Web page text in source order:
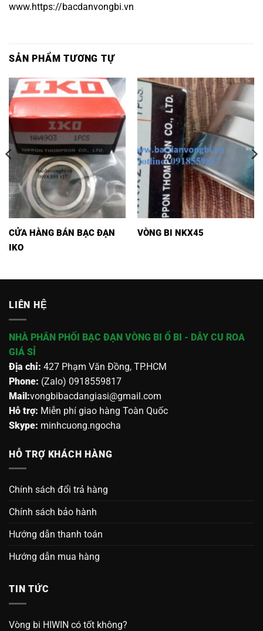
www.https://bacdanvongbi.vn
SẢN PHẨM TƯƠNG TỰ
CỬA HÀNG BÁN BẠC ĐẠN
IKO
VÒNG BI NKX45
LIÊN HỆ
NHÀ PHÂN PHỐI BẠC ĐẠN VÒNG BI Ổ BI - DÂY CU ROA
GIÁ SỈ
Địa chỉ: 427 Phạm Văn Đồng, TP.HCM
Phone: (Zalo) 0918559817
Mail:vongbibacdangiasi@gmail.com
Hỗ trợ: Miễn phí giao hàng Toàn Quốc
Skype: minhcuong.ngocha
HỖ TRỢ KHÁCH HÀNG
Chính sách đổi trả hàng
Chính sách bảo hành
Hướng dẫn thanh toán
Hướng dẫn mua hàng
TIN TỨC
Vòng bi HIWIN có tốt không?